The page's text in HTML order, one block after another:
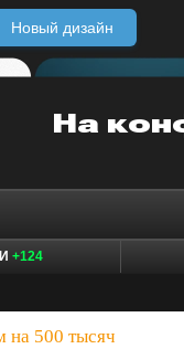
Новый дизайн
+124
на 500 тысяч